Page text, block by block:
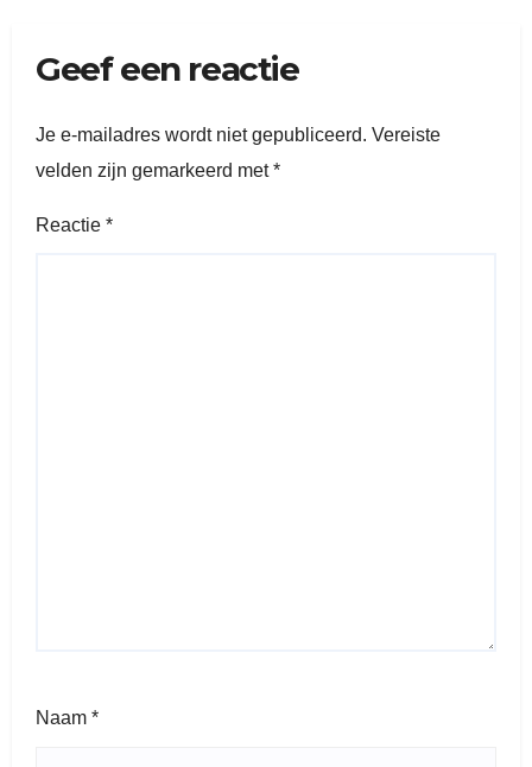
Geef een reactie
Je e-mailadres wordt niet gepubliceerd. Vereiste
velden zijn gemarkeerd met*
Reactie *
Naam *